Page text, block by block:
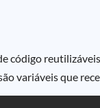
código
variáveis que